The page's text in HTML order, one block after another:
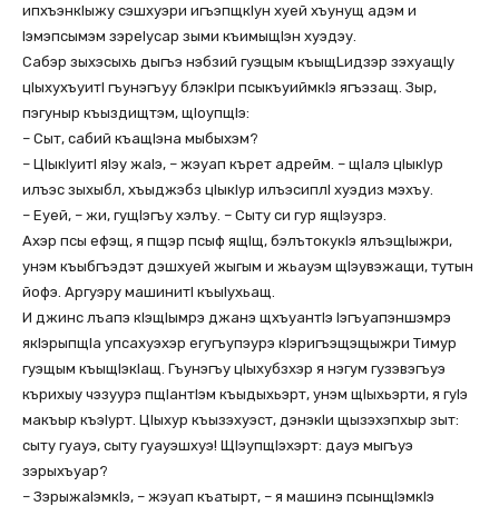
ипхъэнкIыжу сэшхуэри игъэпщкIун хуей хъунущ адэм и
Iэмэпсымэм зэреIусар зыми къимыщIэн хуэдэу.
Сабэр зыхэсыхь дыгъэ нэбзий гуэщым къыщLидзэр зэхуащlу
цIыхухъуитI гъунэгъуу блэкIри псыкъуиймкIэ ягъэзащ. Зыр,
пэгуныр къыздищтэм, щIоупщIэ:
– Сыт, сабий къащIэна мыбыхэм?
– ЦIыкIуитI яIэу жаIэ, – жэуап кърет адрейм. – щIалэ цIыкIур
илъэс зыхыбл, хъыджэбз цIыкIур илъэсиплI хуэдиз мэхъу.
– Еуей, – жи, гущIэгъу хэлъу. – Сыту си гур ящIэузрэ.
Ахэр псы ефэщ, я пщэр псыф ящIщ, бэлътокукIэ ялъэщIыжри,
унэм къыбгъэдэт дэшхуей жыгым и жьауэм щIэувэжащи, тутын
йофэ. Аргуэру машинитI къыIухьащ.
И джинс лъапэ кIэщIымрэ джанэ щхъуантIэ Iэгъуапэншэмрэ
якIэрыпщIа упсахуэхэр егугъупэурэ кIэригъэщэщыжри Тимур
гуэщым къыщIэкIащ. Гъунэгъу цIыхубзхэр я нэгум гузэвэгъуэ
кърихыу чэзуурэ пщIантIэм къыдыхьэрт, унэм щIыхьэрти, я гуIэ
макъыр къэIурт. ЦIыхур къызэхуэст, дэнэкIи щызэхэпхыр зыт:
сыту гуауэ, сыту гуауэшхуэ! ЩIэупщIэхэрт: дауэ мыгъуэ
зэрыхъуар?
– ЗэрыжаIэмкIэ, – жэуап къатырт, – я машинэ псынщIэмкIэ